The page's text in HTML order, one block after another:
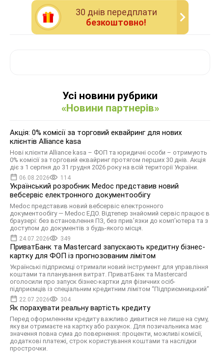
30 днiв передплати
безкоштовно!
Усі новини рубрики
«Новини партнерів»
Акція: 0% комісії за торговий еквайринг для нових
клієнтів Alliance kasa
Нові клієнти Alliance kasa – ФОП та юридичні особи – отримують
0% комісії за торговий еквайринг протягом перших 30 днів. Акція
діє з 1 серпня до 31 грудня 2026 року на всій території України.
06.08.2026 114
Український розробник Medoc представив новий
вебсервіс електронного документообігу
Medoc представив новий вебсервіс електронного
документообігу — Medoc ЕДО. Відтепер знайомий сервіс працює в
браузері: без встановлення ПЗ, без прив’язки до комп’ютера та з
доступом до документів з будь-якого місця.
24.07.2026 349
ПриватБанк та Mastercard запускають кредитну бізнес-
картку для ФОП із прогнозованим лімітом
Українські підприємці отримали новий інструмент для управління
коштами та планування витрат. ПриватБанк та Mastercard
оголосили про запуск бізнес-картки для фізичних осіб-
підприємців із спеціальним кредитним лімітом “Підприємницький”
22.07.2026 304
Як порахувати реальну вартість кредиту
Перед оформленням кредиту важливо дивитися не лише на суму,
яку ви отримаєте на картку або рахунок. Для позичальника має
значення повна сума до повернення: проценти, можливі комісії,
додаткові платежі, строк користування коштами та наслідки
прострочки.